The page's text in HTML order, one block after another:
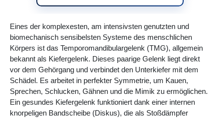
Eines der komplexesten, am intensivsten genutzten und
biomechanisch sensibelsten Systeme des menschlichen
Körpers ist das Temporomandibulargelenk (TMG), allgemein
bekannt als Kiefergelenk. Dieses paarige Gelenk liegt direkt
vor dem Gehörgang und verbindet den Unterkiefer mit dem
Schädel. Es arbeitet in perfekter Symmetrie, um Kauen,
Sprechen, Schlucken, Gähnen und die Mimik zu ermöglichen.
Ein gesundes Kiefergelenk funktioniert dank einer internen
knorpeligen Bandscheibe (Diskus), die als Stoßdämpfer